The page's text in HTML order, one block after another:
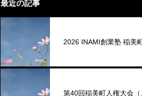
最近の記事
2026 INAMI創業塾 稲美
第40回稲美町人権大会（